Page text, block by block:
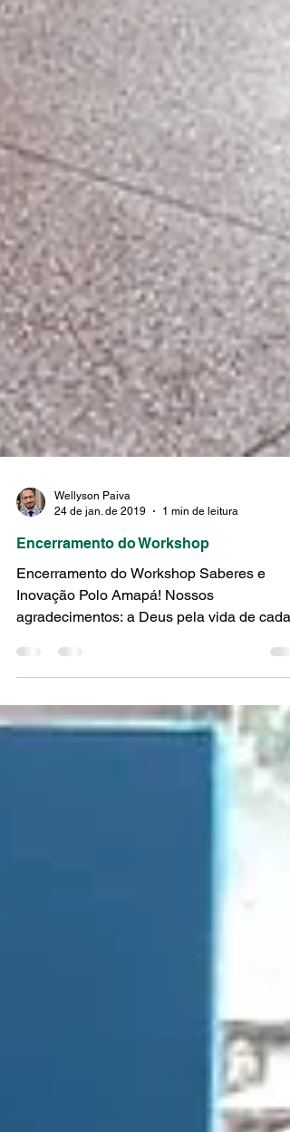
Wellyson Paiva
24 de jan. de 2019
1 min de leitura
Encerramento do Workshop
Encerramento do Workshop Saberes e
Inovação Polo Amapá! Nossos